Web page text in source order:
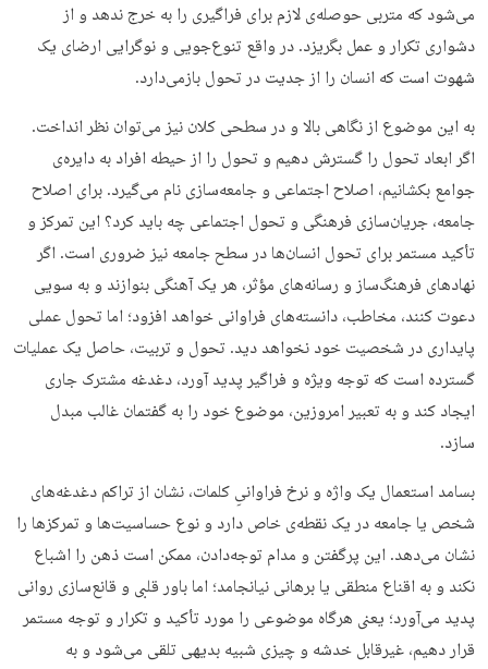
می‌شود که متربی حوصله‌ی لازم برای فراگیری را به خرج ندهد و از
دشواری تکرار و عمل بگریزد. در واقع تنوع‌جویی و نوگرایی ارضای یک
شهوت است که انسان را از جدیت در تحول بازمی‌دارد.
به این موضوع از نگاهی بالا و در سطحی کلان نیز می‌توان نظر انداخت.
اگر ابعاد تحول را گسترش دهیم و تحول را از حیطه افراد به دایره‌ی
جوامع بکشانیم، اصلاح اجتماعی و جامعه‌سازی نام می‌گیرد. برای اصلاح
جامعه، جریان‌سازی فرهنگی و تحول اجتماعی چه باید کرد؟ این تمرکز و
تأکید مستمر برای تحول انسان‌ها در سطح جامعه نیز ضروری است. اگر
نهادهای فرهنگ‌ساز و رسانه‌های مؤثر، هر یک آهنگی بنوازند و به سویی
دعوت کنند، مخاطب، دانسته‌های فراوانی خواهد افزود؛ اما تحول عملی
پایداری در شخصیت خود نخواهد دید. تحول و تربیت، حاصل یک عملیات
گسترده است که توجه ویژه و فراگیر پدید آورد، دغدغه مشترک جاری
ایجاد کند و به تعبیر امروزین، موضوع خود را به گفتمان غالب مبدل
سازد.
بسامد استعمال یک واژه و نرخ فراوانیِ کلمات، نشان از تراکم دغدغه‌های
شخص یا جامعه در یک نقطه‌ی خاص دارد و نوع حساسیت‌ها و تمرکزها را
نشان می‌دهد. این پرگفتن و مدام توجه‌دادن، ممکن است ذهن را اشباع
نکند و به اقناع منطقی یا برهانی نیانجامد؛ اما باور قلبی و قانع‌سازی روانی
پدید می‌آورد؛ یعنی هرگاه موضوعی را مورد تأکید و تکرار و توجه مستمر
قرار دهیم، غیرقابل خدشه و چیزی شبیه بدیهی تلقی می‌شود و به